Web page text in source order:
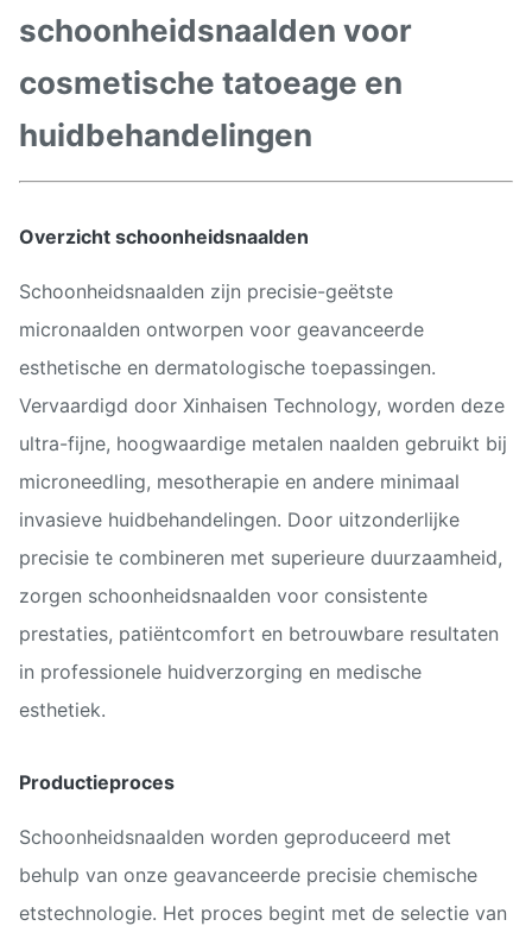
schoonheidsnaalden voor
cosmetische tatoeage en
huidbehandelingen
Overzicht schoonheidsnaalden
Schoonheidsnaalden zijn precisie-geëtste
micronaalden ontworpen voor geavanceerde
esthetische en dermatologische toepassingen.
Vervaardigd door Xinhaisen Technology, worden deze
ultra-fijne, hoogwaardige metalen naalden gebruikt bij
microneedling, mesotherapie en andere minimaal
invasieve huidbehandelingen. Door uitzonderlijke
precisie te combineren met superieure duurzaamheid,
zorgen schoonheidsnaalden voor consistente
prestaties, patiëntcomfort en betrouwbare resultaten
in professionele huidverzorging en medische
esthetiek.
Productieproces
Schoonheidsnaalden worden geproduceerd met
behulp van onze geavanceerde precisie chemische
etstechnologie. Het proces begint met de selectie van